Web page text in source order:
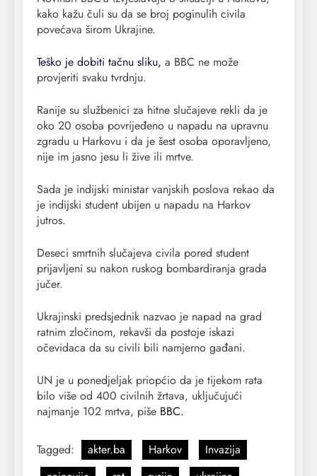
kako kažu čuli su da se broj poginulih civila
povećava širom Ukrajine.
Teško je dobiti tačnu sliku, a BBC ne može
provjeriti svaku tvrdnju.
Ranije su službenici za hitne slučajeve rekli da je
oko 20 osoba povrijeđeno u napadu na upravnu
zgradu u Harkovu i da je šest osoba oporavljeno,
nije im jasno jesu li žive ili mrtve.
Sada je indijski ministar vanjskih poslova rekao da
je indijski student ubijen u napadu na Harkov
jutros.
Deseci smrtnih slučajeva civila pored student
prijavljeni su nakon ruskog bombardiranja grada
jučer.
Ukrajinski predsjednik nazvao je napad na grad
ratnim zločinom, rekavši da postoje iskazi
očevidaca da su civili bili namjerno gađani.
UN je u ponedjeljak priopćio da je tijekom rata
bilo više od 400 civilnih žrtava, uključujući
najmanje 102 mrtva, piše BBC.
Tagged: akter.ba Harkov
Invazija